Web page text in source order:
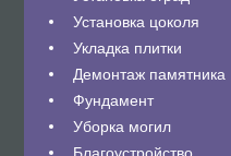
Установка цоколя
Укладка плитки
Демонтаж памятника
Фундамент
Уборка могил